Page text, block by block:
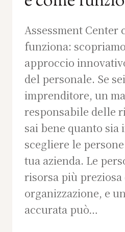
Assessment Center
funziona:
approccio
del personale. Se
imprenditore, un
responsabile delle
sai bene quanto sia
scegliere le
tua azienda. Le
risorsa più
organizzazione, e
accurata può…